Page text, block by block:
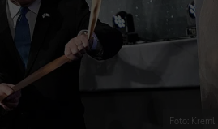
Foto: Kreml